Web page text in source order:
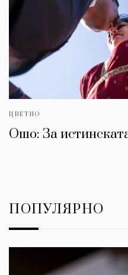
ЦВЕТНО
Ошо: За
ПОПУЛЯРНО